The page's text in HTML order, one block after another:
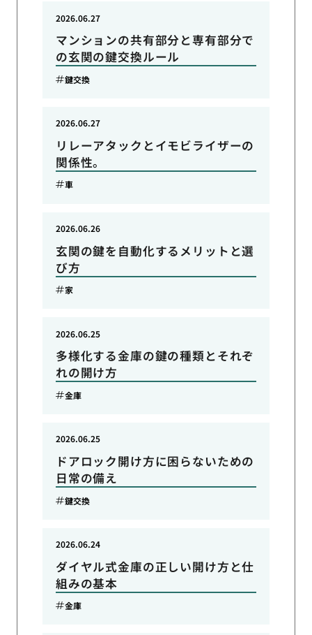
マンションの共有部分と専有部分で
の玄関の鍵交換ルール
2026.06.27
鍵交換
リレーアタックとイモビライザーの
関係性。
2026.06.27
車
玄関の鍵を自動化するメリットと選
び方
2026.06.26
家
多様化する金庫の鍵の種類とそれぞ
れの開け方
2026.06.25
金庫
ドアロック開け方に困らないための
日常の備え
2026.06.25
鍵交換
ダイヤル式金庫の正しい開け方と仕
組みの基本
2026.06.24
金庫